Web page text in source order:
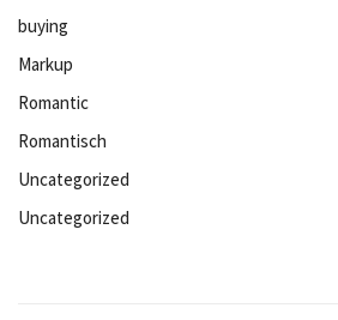
buying
Markup
Romantic
Romantisch
Uncategorized
Uncategorized